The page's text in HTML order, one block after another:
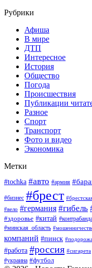
Рубрики
Афиша
В мире
ДТП
Интересное
История
Общество
Погода
Происшествия
Публикации
Разное
Спорт
Транспорт
Фото и видео
Экономика
Метки
#tochka #авто #армия
#бизнес #брест
#вело #германия #гибель
#здоровье #китай
#минская_область
компаний #пинск
#работа #россия #сигарета
#украина #футбол